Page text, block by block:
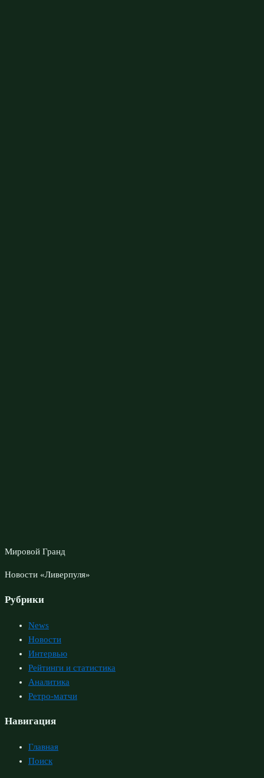
Мировой Гранд
Новости «Ливерпуля»
Рубрики
News
Новости
Интервью
Рейтинги и статистика
Аналитика
Ретро-матчи
Навигация
Главная
Поиск